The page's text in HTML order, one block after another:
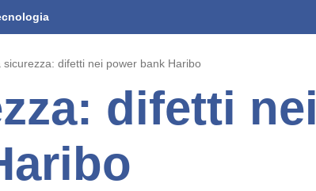
sicurezza: difetti nei power bank Haribo
difetti nei